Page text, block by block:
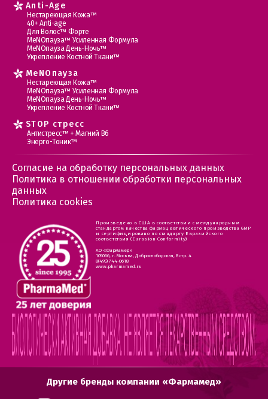
Anti-Age
Нестареющая Кожа™
40+ Anti-age
Для Волос™ Форте
МеNOпауза™ Усиленная Формула
МеNOпауза День-Ночь™
Укрепление Костной Ткани™
MеNOпауза
Нестареющая Кожа™
МеNOпауза™ Усиленная Формула
МеNOпауза День-Ночь™
Укрепление Костной Ткани™
STOP стресс
Антистресс™ + Магний В6
Энерго-Тоник™
Согласие на обработку персональных данных
Политика в отношении обработки персональных
данных
Политика cookies
Произведено в США в соответствии с международным
стандартом качества фармацевтического производства GMP
и сертифицировано по стандарту Евразийского
соответствия (Eurasion Conformity)
АО «Фармамед»
105066, г. Москва, Доброслободская, 8 стр. 4
8(495) 744-0618
www.pharmamed.ru
Другие бренды компании «Фармамед»